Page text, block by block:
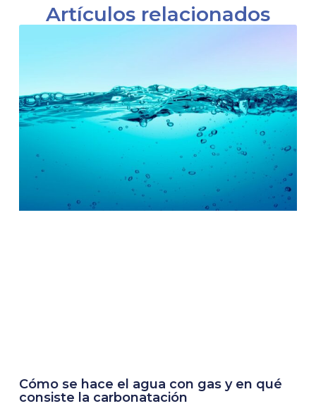
Artículos relacionados
Cómo se hace el agua con gas y en qué
consiste la carbonatación